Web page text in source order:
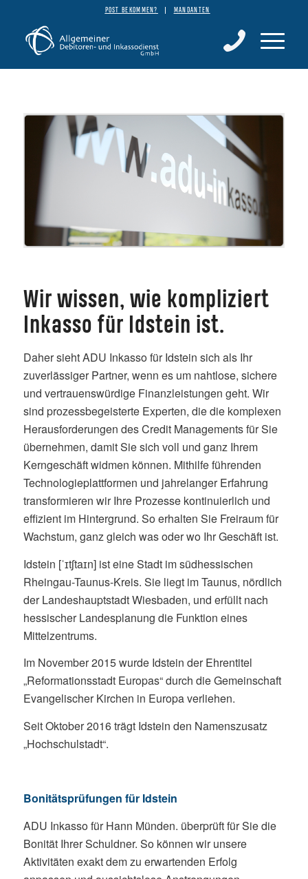
POST BEKOMMEN? MANDANTEN
Wir wissen, wie kompliziert
Inkasso für Idstein ist.
Daher sieht ADU Inkasso für Idstein sich als Ihr
zuverlässiger Partner, wenn es um nahtlose, sichere
und vertrauenswürdige Finanzleistungen geht. Wir
sind prozessbegeisterte Experten, die die komplexen
Herausforderungen des Credit Managements für Sie
übernehmen, damit Sie sich voll und ganz Ihrem
Kerngeschäft widmen können. Mithilfe führenden
Technologieplattformen und jahrelanger Erfahrung
transformieren wir Ihre Prozesse kontinuierlich und
effizient im Hintergrund. So erhalten Sie Freiraum für
Wachstum, ganz gleich was oder wo Ihr Geschäft ist.
Idstein [ˈɪtʃtaɪn] ist eine Stadt im südhessischen
Rheingau-Taunus-Kreis. Sie liegt im Taunus, nördlich
der Landeshauptstadt Wiesbaden, und erfüllt nach
hessischer Landesplanung die Funktion eines
Mittelzentrums.
Im November 2015 wurde Idstein der Ehrentitel
„Reformationsstadt Europas“ durch die Gemeinschaft
Evangelischer Kirchen in Europa verliehen.
Seit Oktober 2016 trägt Idstein den Namenszusatz
„Hochschulstadt“.
Bonitätsprüfungen für Idstein
ADU Inkasso für Hann Münden. überprüft für Sie die
Bonität Ihrer Schuldner. So können wir unsere
Aktivitäten exakt dem zu erwartenden Erfolg